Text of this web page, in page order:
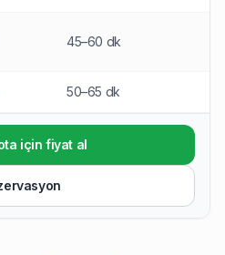
45–60 dk
50–65 dk
için fiyat al